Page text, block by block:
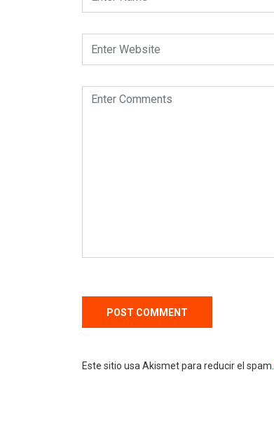
Este sitio usa Akismet para reducir el spam.